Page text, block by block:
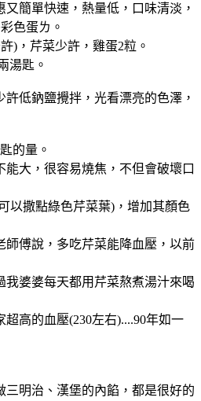
簡單快速，熱量低，口味清淡，
色蛋ㄌ。
)，芹菜少許，雞蛋2粒。
湯匙。
低鈉鹽攪拌，光看漂亮的色澤，
的量。
能大，很容易燒焦，不但會破壞口
以撒點綠色芹菜葉)，增加其顏色
師傅說，多吃芹菜能降血壓，以前
我婆婆每天都用芹菜熬煮湯汁來喝
高的血壓(230左右)....90年如一
三明治、漢堡的內餡，都是很好的